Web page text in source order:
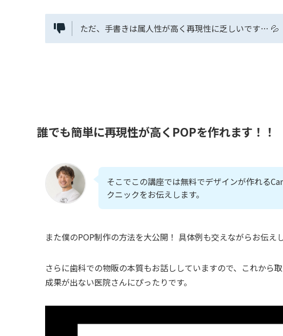
ただ、手書きは属人性が高く再現性に乏しいです… 💦
誰でも簡単に再現性が高くPOPを作れます！！
そこでこの講座では無料でデザインが作れる
クニックをお伝えします。
また僕のPOP制作の方法を大公開！ 具体例も交えながらお伝えし
さらに歯科での物販の本質もお話ししていますので、これから
成果が出ない医院さんにぴったりです。